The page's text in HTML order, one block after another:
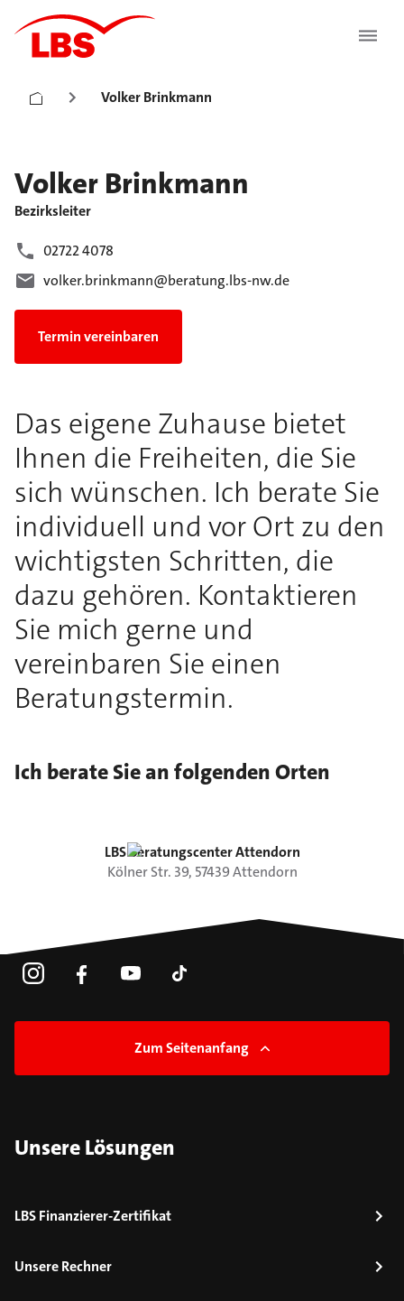
Volker Brinkmann
Volker Brinkmann
Bezirksleiter
02722 4078
volker.brinkmann@beratung.lbs-nw.de
Termin vereinbaren
Das eigene Zuhause bietet
Ihnen die Freiheiten, die Sie
sich wünschen. Ich berate Sie
individuell und vor Ort zu den
wichtigsten Schritten, die
dazu gehören. Kontaktieren
Sie mich gerne und
vereinbaren Sie einen
Beratungstermin.
Ich berate Sie an folgenden Orten
LBS Beratungscenter Attendorn
Kölner Str. 39, 57439Attendorn
Zum Seitenanfang
Unsere Lösungen
LBS Finanzierer-Zertifikat
Unsere Rechner